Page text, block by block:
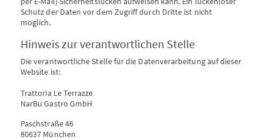
Schutz der Daten vor dem Zugriff durch Dritte ist nicht
möglich.
Hinweis zur verantwortlichen Stelle
Die verantwortliche Stelle für die Datenverarbeitung auf dieser
Website ist:
Trattoria Le Terrazze
NarBu Gastro GmbH
Paschstraße 46
80637 München